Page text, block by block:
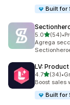
Built for
5.0de 5(54)
54 reseñas
•
Agrega
LV:
4.7de 5(34)
34 reseñas
•
Boost sales
Built for